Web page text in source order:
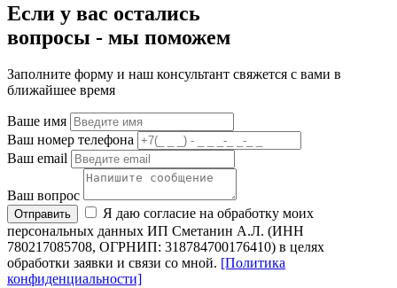
Если у вас остались
вопросы - мы поможем
Заполните форму и наш консультант свяжется с вами в
ближайшее время
Ваше имя
Ваш номер телефона
Ваш email
Ваш вопрос
Отправить
Я даю согласие на обработку моих
персональных данных ИП Сметанин А.Л. (ИНН
780217085708, ОГРНИП: 318784700176410) в целях
обработки заявки и связи со мной. [Политика
конфиденциальности]